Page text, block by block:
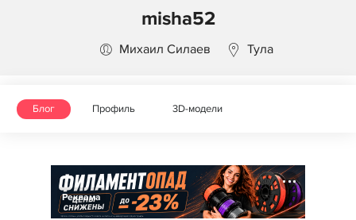
misha52
Михаил Силаев Тула
Блог Профиль 3D-модели
Реклама